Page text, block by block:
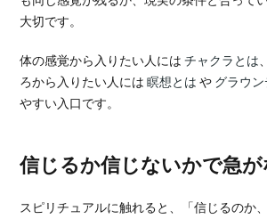
大切です。
体の感覚から入りたい人には チャクラとは
ろから入りたい人には 瞑想とは や グラウ
やすい入口です。
信じるか信じないかで急
スピリチュアルに触れると、「信じるのか